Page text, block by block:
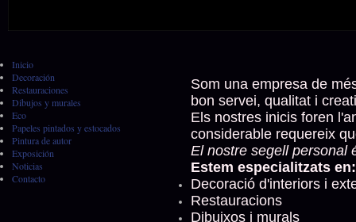
Inicio
Decoración
Restauraciones
Dibujos y murales
Eco
Papeles pintados y estocados
Pintura de autor
Exposición
Noticias
Contacto
Som una empresa de
bon servei, qualitat i
Els nostres inicis foren
considerable requereix
El nostre segell personal
Estem especialitzats en:
Decoració d'interiors i
Restauracions
Dibuixos i murals